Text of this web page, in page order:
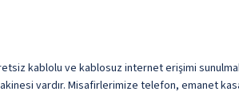
kablolu ve kablosuz internet erişimi
vardır. Misafirlerimize telefon, emanet